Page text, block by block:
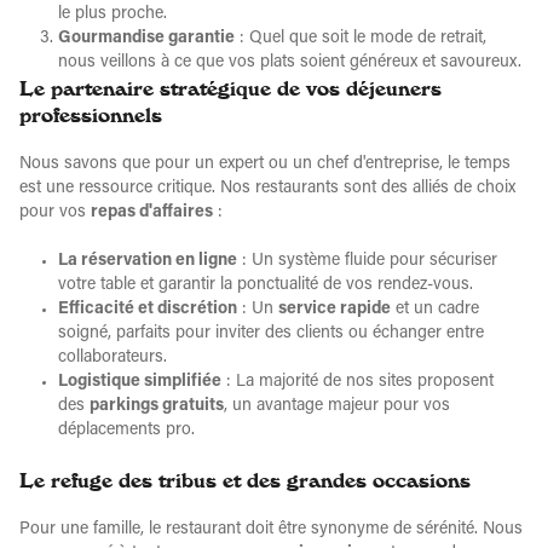
le plus proche.
Gourmandise garantie : Quel que soit le mode de retrait,
nous veillons à ce que vos plats soient généreux et savoureux.
Le partenaire stratégique de vos déjeuners
professionnels
Nous savons que pour un expert ou un chef d'entreprise, le temps
est une ressource critique. Nos restaurants sont des alliés de choix
pour vos repas d'affaires :
La réservation en ligne : Un système fluide pour sécuriser
votre table et garantir la ponctualité de vos rendez-vous.
Efficacité et discrétion : Un service rapide et un cadre
soigné, parfaits pour inviter des clients ou échanger entre
collaborateurs.
Logistique simplifiée : La majorité de nos sites proposent
des parkings gratuits, un avantage majeur pour vos
déplacements pro.
Le refuge des tribus et des grandes occasions
Pour une famille, le restaurant doit être synonyme de sérénité. Nous